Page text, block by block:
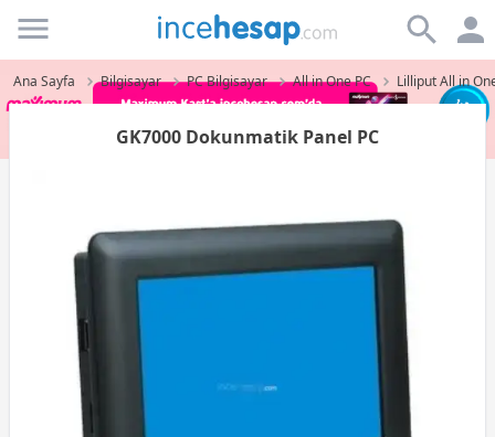
Incehesap
Ana Sayfa Bilgisayar PC Bilgisayar All in One PC Lilliput All in
GK7000 Dokunmatik Panel PC